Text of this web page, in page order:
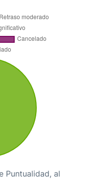
Puntualidad, al